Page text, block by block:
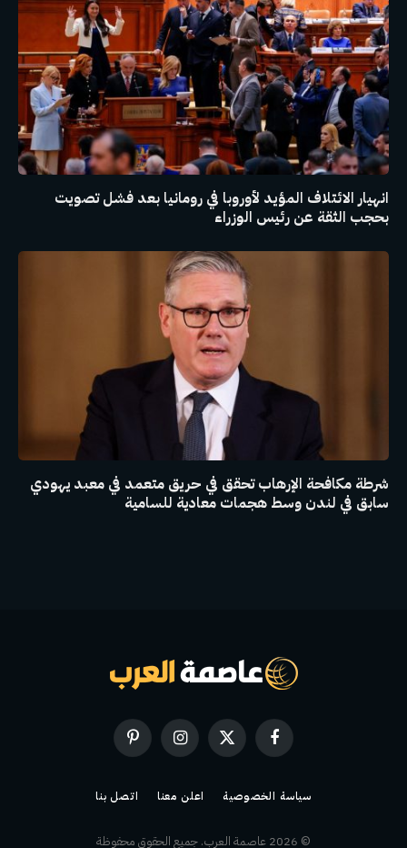
انهيار الائتلاف المؤيد لأوروبا في رومانيا بعد فشل تصويت
بحجب الثقة عن رئيس الوزراء
شرطة مكافحة الإرهاب تحقق في حريق متعمد في معبد يهودي
سابق في لندن وسط هجمات معادية للسامية
فيسبوك
X
(Twitter)
الانستغرامبينتيريست
سياسة الخصوصية اعلن معنا اتصل بنا
© 2026 عاصمة العرب. جميع الحقوق محفوظة